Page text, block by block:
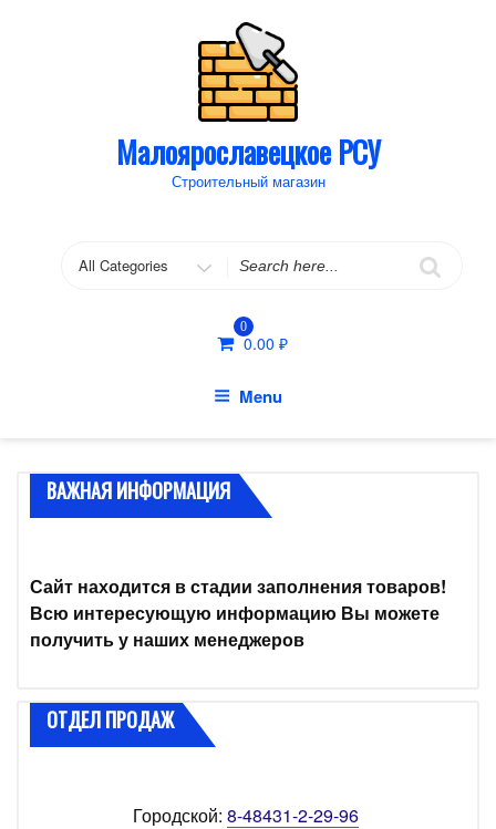
Малоярославецкое РСУ
Строительный магазин
Search
0
0.00₽
Menu
ВАЖНАЯ ИНФОРМАЦИЯ
Сайт находится в стадии заполнения товаров!
Всю интересующую информацию Вы можете
получить у наших менеджеров
ОТДЕЛ ПРОДАЖ
Городской: 8-48431-2-29-96